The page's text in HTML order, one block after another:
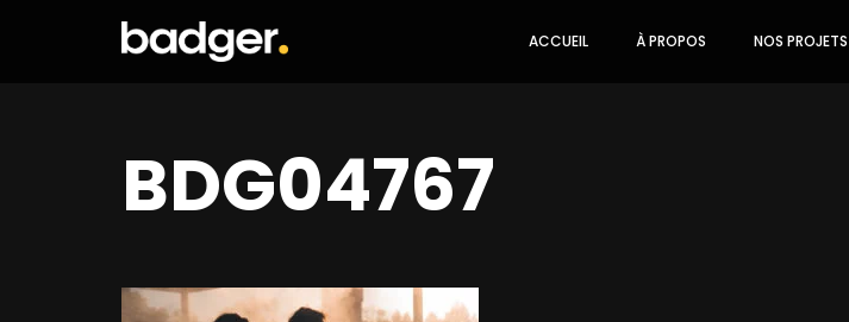
ACCUEIL À PROPOS NOS PROJETS
BDG04767